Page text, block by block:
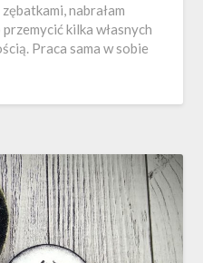
nabrałam
kilka własnych
Praca sama w sobie